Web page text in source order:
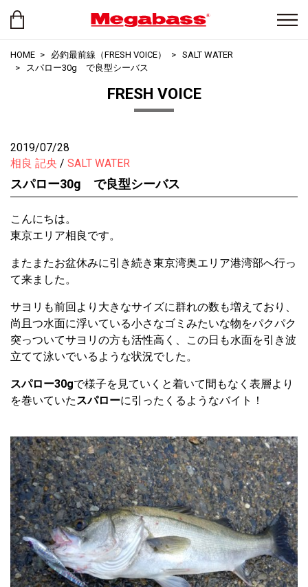
HOME 必釣最前線（FRESH VOICE）
SALT WATER
スパロー30g で良型シーバス
FRESH VOICE
2019/07/28
相良 記央
SALT WATER
スパロー30g で良型シーバス
こんにちは。
東京エリア相良です。
またまたお盆休みに引き続き東京湾奥エリア港湾部へ行っ
て来ました。
サヨリも前回より大きなサイズに群れの数も増えており、
尚且つ水面に浮いている小さなゴミみたいな物をパクパク
突っついてサヨリの方も活性高く、この日も水面を引き波
立てて泳いでいるような状況でした。
スパロー30gで様子を見ていくと着いて間もなく表層より
を巻いていたスパローに引ったくるようなバイト！